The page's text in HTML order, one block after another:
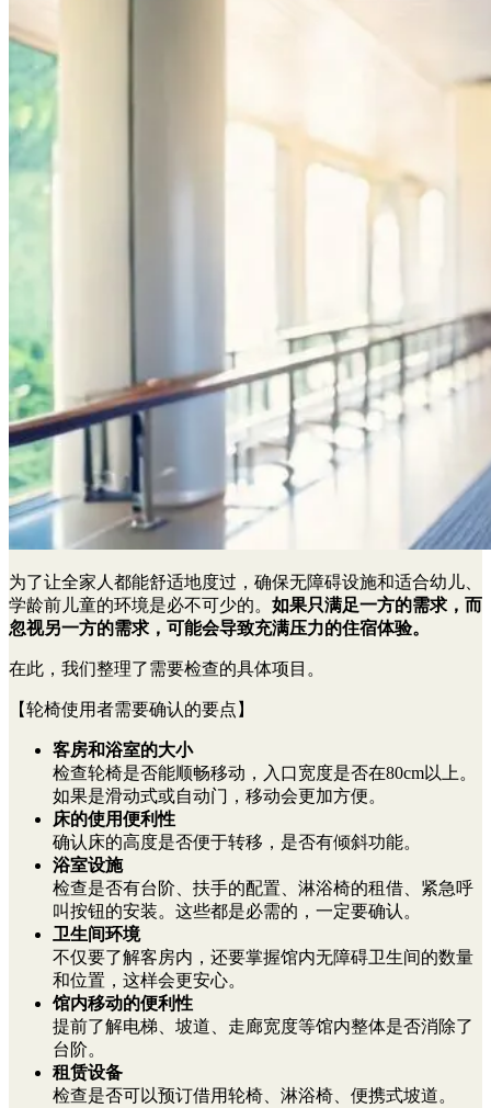
为了让全家人都能舒适地度过，确保无障碍设施和适合幼儿、
学龄前儿童的环境是必不可少的。 如果只满足一方的需求，而
忽视另一方的需求，可能会导致充满压力的住宿体验。
在此，我们整理了需要检查的具体项目。
【轮椅使用者需要确认的要点】
客房和浴室的大小
检查轮椅是否能顺畅移动，入口宽度是否在80cm以上。
如果是滑动式或自动门，移动会更加方便。
床的使用便利性
确认床的高度是否便于转移，是否有倾斜功能。
浴室设施
检查是否有台阶、扶手的配置、淋浴椅的租借、紧急呼
叫按钮的安装。这些都是必需的，一定要确认。
卫生间环境
不仅要了解客房内，还要掌握馆内无障碍卫生间的数量
和位置，这样会更安心。
馆内移动的便利性
提前了解电梯、坡道、走廊宽度等馆内整体是否消除了
台阶。
租赁设备
检查是否可以预订借用轮椅、淋浴椅、便携式坡道。